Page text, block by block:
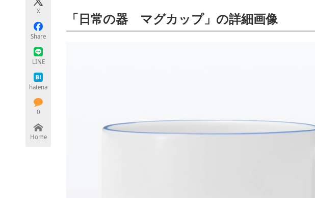
X
Share
LINE
hatena
0
Home
「日常の器 マグカップ」の詳細画像